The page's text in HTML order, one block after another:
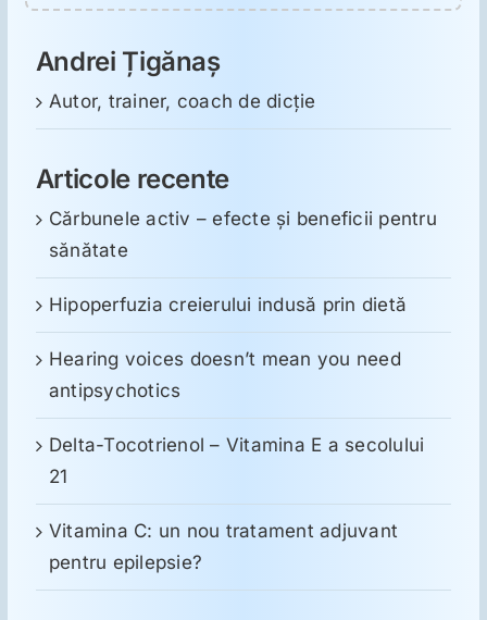
Andrei Țigănaș
Autor, trainer, coach de dicție
Articole recente
Cărbunele activ – efecte și beneficii pentru
sănătate
Hipoperfuzia creierului indusă prin dietă
Hearing voices doesn’t mean you need
antipsychotics
Delta-Tocotrienol – Vitamina E a secolului
21
Vitamina C: un nou tratament adjuvant
pentru epilepsie?